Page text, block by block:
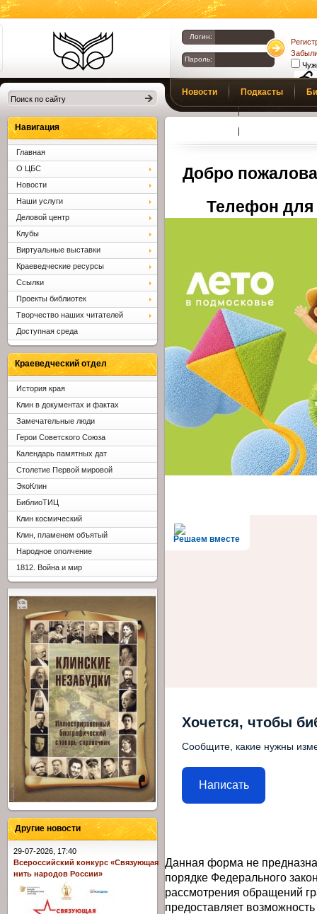
Библиотеки
Клина. Клинская
ЦБС.
Логин:
Пароль:
Новости Подкасты
Добро
Телефон для
Решаем вместе
Хочется, чтобы
Сообщите, какие нужны
Написать
Данная форма не
порядке Федерального
рассмотрения обращений
предоставляет
Навигация
Главная
О ЦБС
Новости
Наши услуги
Деловой центр
Клубы
Виртуальные выставки
Краеведческие ресурсы
Ссылки
Проекты библиотек
Творчество наших читателей
Доступная среда
Краеведческий отдел
История края
Клин в документах и фактах
Замечательные люди
Герои Советского Союза
Календарь памятных дат
Столетие Первой мировой
ЭкоКлин
БиблиоТИЦ
Клин космический
Клин, пламенем объятый
Народное ополчение
1812. Война и мир
Другие новости
29-07-2026, 17:40
Всероссийский конкурс «Связующая
нить народов России»